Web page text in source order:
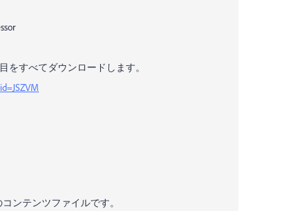
をすべてダウンロードします。
ンテンツファイルです。